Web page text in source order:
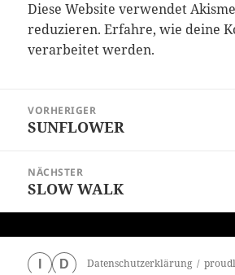
Diese Website verwendet
reduzieren.Erfahre, wie deine
verarbeitet werden.
VORHERIGER
Vorheriger
SUNFLOWER
NÄCHSTER
Nächster
Beitrag:
SLOW WALK
D Datenschutzerklärung